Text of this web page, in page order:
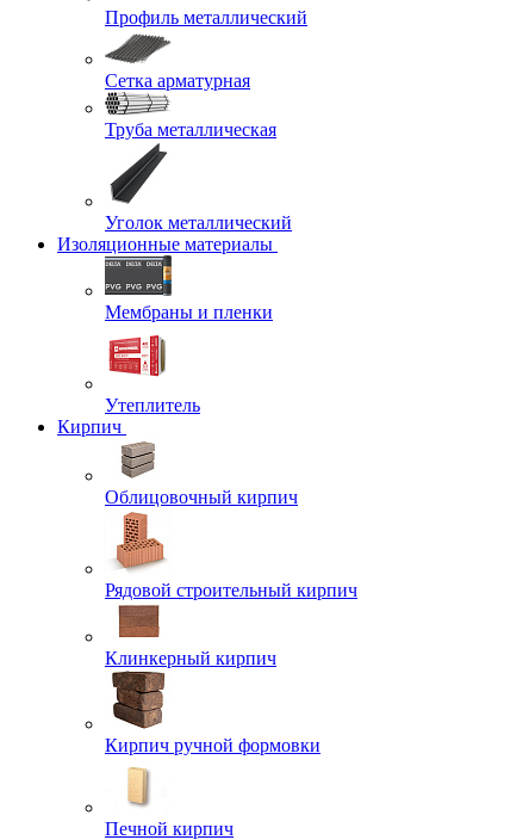
Профиль металлический
Сетка арматурная
Труба металлическая
Уголок металлический
Изоляционные материалы
Мембраны и пленки
Утеплитель
Кирпич
Облицовочный кирпич
Рядовой строительный кирпич
Клинкерный кирпич
Кирпич ручной формовки
Печной кирпич